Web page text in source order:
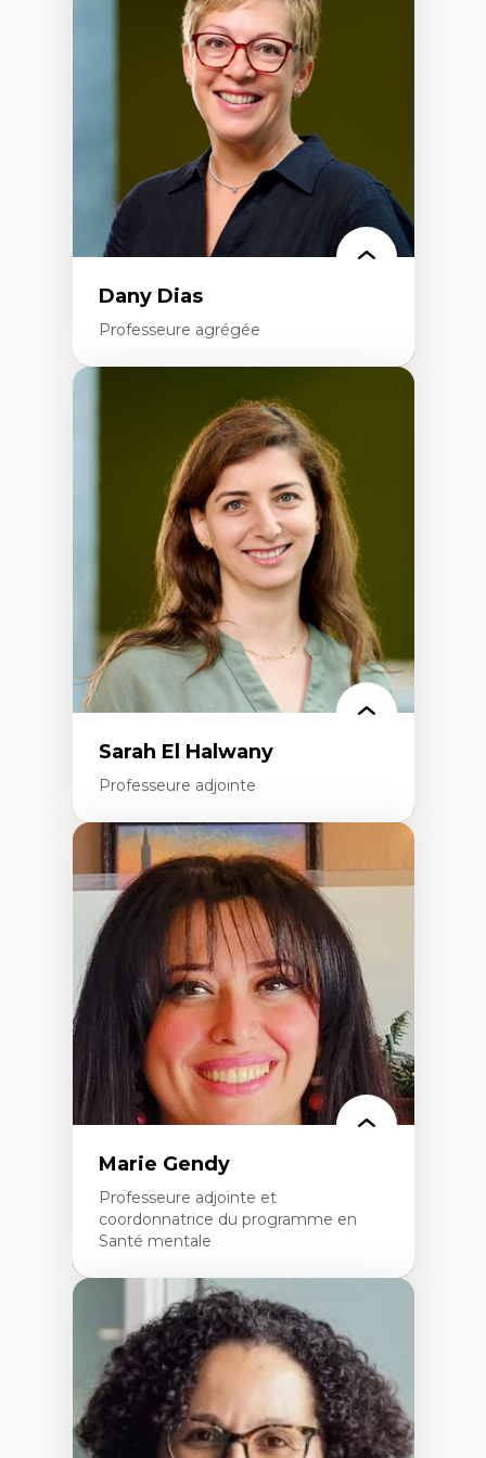
Études des frontières; Enjeux géopolitiques
des migrations
Politiques migratoires
Demandeurs d’asile
Migrations irrégulières
Migrations temporaires
Migration et changement climatique
Migration et développement
Dany Dias
Professeure agrégée
Pédagogies critiques et justice sociale
Éthique relationnelle et sollicitude en
éducation
Décolonisation et autochtonisation de la
formation à l’enseignement
Littératie et didactique du français
Éducation inclusive
Formation à l’enseignement en contexte
francophone minoritaire
Identité linguistique et culturelle
Recherche-action et approches
participatives
Leadership éducatif et pratiques réflexives
Éducation durable et bien-être en
enseignement
Sarah El Halwany
Professeure adjointe
Expertises
Les apports pédagogiques des théories de
l'affect, du posthumanisme, du féminisme
dans l'éducation aux sciences
L'apprentissage des sciences/STIM dans une
perspective socioécologique de care
L’insertion professionnelle des
enseignant.e.s
Marie Gendy
Professeure adjointe et
coordonnatrice du programme en
Santé mentale
Expertises
Neuropsychiatrie et neurosciences
Direction d'essais cliniques
Analyse des politiques et pratiques en santé
mentale
Développement de protocoles d'essais
cliniques
Collaboration interfonctionnelle